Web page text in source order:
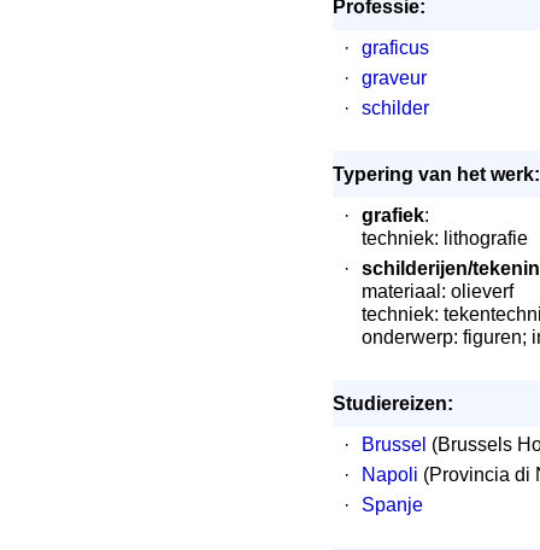
Professie:
·
graficus
·
graveur
·
schilder
Typering van het werk:
·
grafiek:
techniek: lithografie
·
schilderijen/
materiaal: olieverf
techniek:
onderwerp: figuren;
Studiereizen:
·
Brussel (Brussels
·
Napoli (Provincia di
·
Spanje